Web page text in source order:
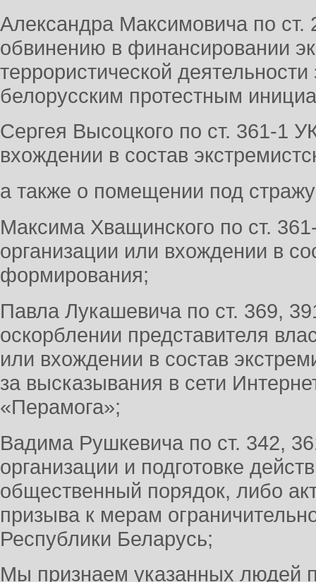
Александра Максимовича по ст.
обвинению в финансировании
террористической
белорусским протестным
Сергея Высоцкого по ст. 361-1
вхождении в состав
а также о помещении под
Максима Хващинского по ст.
организации или вхождении в
формирования;
Павла Лукашевича по ст. 369,
оскорблении представителя
или вхождении в состав
за высказывания в сети
«Перамога»;
Вадима Рушкевича по ст. 342,
организации и подготовке
общественный порядок, либо
призыва к мерам
Республики Беларусь;
Мы признаем указанных людей